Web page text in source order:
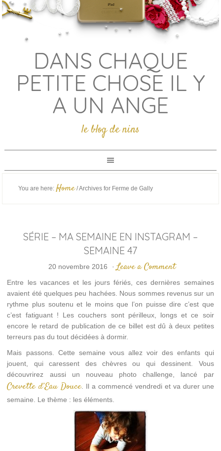
DANS CHAQUE
PETITE CHOSE IL Y
A UN ANGE
le blog de nins
You are here: Home /Archives for Ferme de Gally
SÉRIE – MA SEMAINE EN INSTAGRAM –
SEMAINE 47
20 novembre 2016 · Leave a Comment
Entre les vacances et les jours fériés, ces dernières semaines
avaient été quelques peu hachées. Nous sommes revenus sur un
rythme plus soutenu et le moins que l’on puisse dire c’est que
c’est fatiguant ! Les couchers sont périlleux, longs et ce soir
encore le retard de publication de ce billet est dû à deux petites
terreurs pas du tout décidées à dormir.
Mais passons. Cette semaine vous allez voir des enfants qui
jouent, qui caressent des chèvres ou qui dessinent. Vous
découvrirez aussi un nouveau photo challenge, lancé par
Crevette d’Eau Douce. Il a commencé vendredi et va durer une
semaine. Le thème : les éléments.